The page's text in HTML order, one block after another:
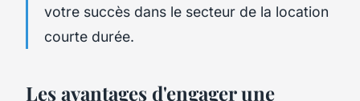
votre succès dans le secteur de la location
courte durée.
Les avantages d'engager une